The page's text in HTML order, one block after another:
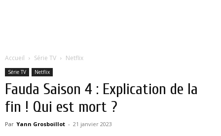
Accueil Série TV Netflix
Série TV Netflix
Fauda Saison 4 : Explication de la
fin ! Qui est mort ?
Par Yann Grosboillot - 21 janvier 2023